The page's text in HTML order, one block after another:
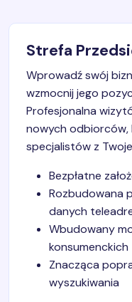
Strefa
Wprowadź swój
wzmocnij jego
Profesjonalna
nowych
specjalistów z
Bezpłatne
Rozbudowana
danych
Wbudowany
konsumenckich
Znacząca
wyszukiwania